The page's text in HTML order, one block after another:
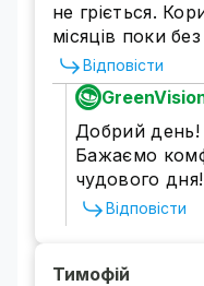
не гріється.
місяців поки
Відповісти
Добрий день!
Бажаємо
чудового дня!
Відповісти
Тимофій